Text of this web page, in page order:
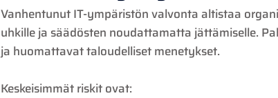
Vanhentunut IT-ympäristön valvonta altistaa
uhkille ja säädösten noudattamatta jättämiselle.
ja huomattavat taloudelliset menetykset.
Keskeisimmät riskit ovat: